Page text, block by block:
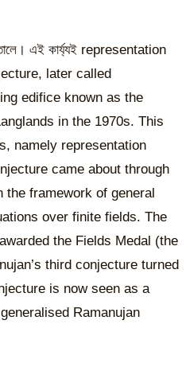
তোলে। এই কাৰ্য্যই representation
later called
edifice known as the
in the 1970s. This
namely representation
came about through
the framework of general
over finite fields. The
the Fields Medal (the
third conjecture turned
is now seen as a
Ramanujan